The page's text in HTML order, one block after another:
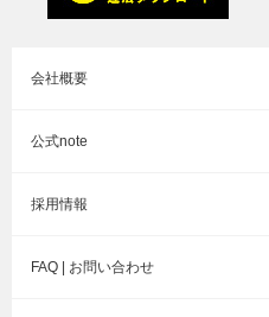
会社概要
公式note
採用情報
FAQ | お問い合わせ